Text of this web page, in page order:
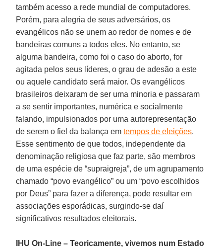
também acesso a rede mundial de computadores.
Porém, para alegria de seus adversários, os
evangélicos não se unem ao redor de nomes e de
bandeiras comuns a todos eles. No entanto, se
alguma bandeira, como foi o caso do aborto, for
agitada pelos seus líderes, o grau de adesão a este
ou aquele candidato será maior. Os evangélicos
brasileiros deixaram de ser uma minoria e passaram
a se sentir importantes, numérica e socialmente
falando, impulsionados por uma autorepresentação
de serem o fiel da balança emtempos de eleições.
Esse sentimento de que todos, independente da
denominação religiosa que faz parte, são membros
de uma espécie de “supraigreja”, de um agrupamento
chamado “povo evangélico” ou um “povo escolhidos
por Deus” para fazer a diferença, pode resultar em
associações esporádicas, surgindo-se daí
significativos resultados eleitorais.
IHU On-Line – Teoricamente, vivemos num Estado